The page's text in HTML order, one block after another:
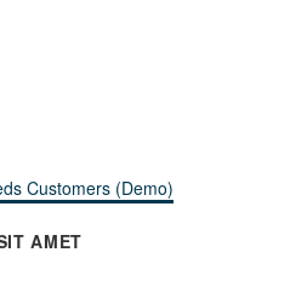
Customers (Demo)
AMET